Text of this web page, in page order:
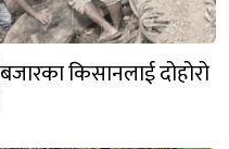
किसानलाई दोहोरो